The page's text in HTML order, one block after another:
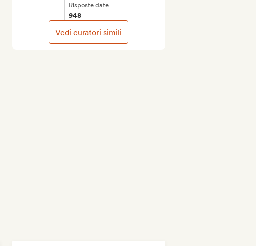
Risposte date
948
Vedi curatori simili